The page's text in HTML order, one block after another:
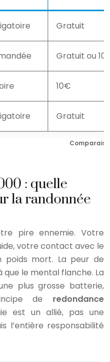
Gratuit
Gratuit ou
10€
Gratuit
: quelle
la randonnée
pire ennemie. Votre
votre contact avec le
poids mort. La peur de
que le mental flanche. La
plus grosse batterie,
de redondance
est un allié, pas une
l’entière responsabilité